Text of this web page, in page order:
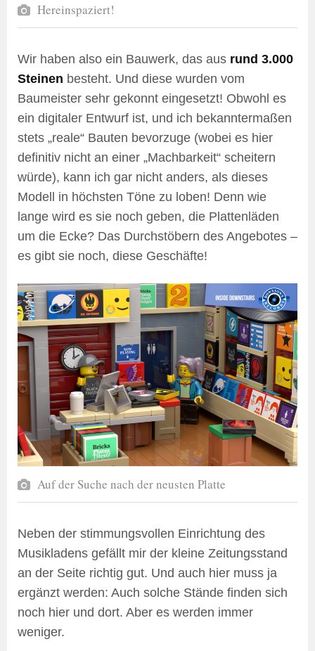
Hereinspaziert!
Wir haben also ein Bauwerk, das aus rund 3.000
Steinen besteht. Und diese wurden vom
Baumeister sehr gekonnt eingesetzt! Obwohl es
ein digitaler Entwurf ist, und ich bekanntermaßen
stets „reale“ Bauten bevorzuge (wobei es hier
definitiv nicht an einer „Machbarkeit“ scheitern
würde), kann ich gar nicht anders, als dieses
Modell in höchsten Töne zu loben! Denn wie
lange wird es sie noch geben, die Plattenläden
um die Ecke? Das Durchstöbern des Angebotes –
es gibt sie noch, diese Geschäfte!
Auf der Suche nach der neusten Platte
Neben der stimmungsvollen Einrichtung des
Musikladens gefällt mir der kleine Zeitungsstand
an der Seite richtig gut. Und auch hier muss ja
ergänzt werden: Auch solche Stände finden sich
noch hier und dort. Aber es werden immer
weniger.